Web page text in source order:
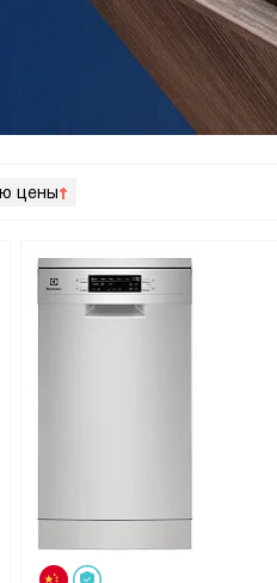
цены